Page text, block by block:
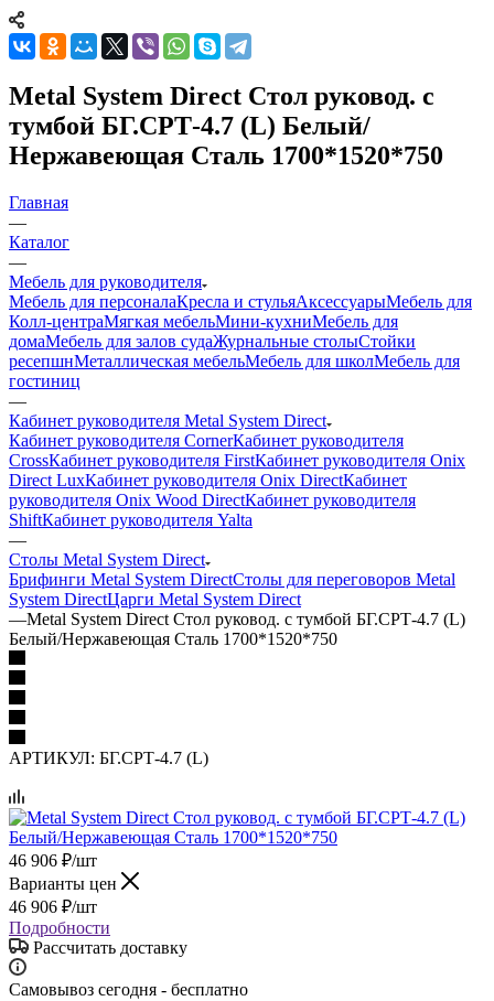
Metal System Direct Стол руковод. с
тумбой БГ.СРТ-4.7 (L) Белый/
Нержавеющая Сталь 1700*1520*750
Главная
—
Каталог
—
Мебель для руководителя
Мебель для персоналаКресла и стульяАксессуарыМебель для
Колл-центраМягкая мебельМини-кухниМебель для
домаМебель для залов судаЖурнальные столыСтойки
ресепшнМеталлическая мебельМебель для школМебель для
гостиниц
—
Кабинет руководителя Metal System Direct
Кабинет руководителя CornerКабинет руководителя
CrossКабинет руководителя FirstКабинет руководителя Onix
Direct LuxКабинет руководителя Onix DirectКабинет
руководителя Onix Wood DirectКабинет руководителя
ShiftКабинет руководителя Yalta
—
Столы Metal System Direct
Брифинги Metal System DirectСтолы для переговоров Metal
System DirectЦарги Metal System Direct
—Metal System Direct Стол руковод. с тумбой БГ.СРТ-4.7 (L)
Белый/Нержавеющая Сталь 1700*1520*750
АРТИКУЛ: БГ.СРТ-4.7 (L)
46 906 ₽/шт
Варианты цен
46 906 ₽/шт
Подробности
Рассчитать доставку
Самовывоз сегодня - бесплатно